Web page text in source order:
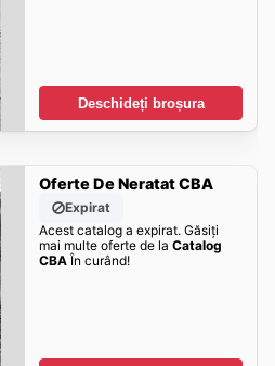
Deschideți broșura
Oferte De Neratat CBA
Expirat
Acest catalog a expirat. Găsiți
mai multe oferte de la Catalog
CBAÎn curând!